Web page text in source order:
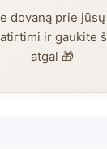
dovaną prie
ir gaukite
atgal 🎁